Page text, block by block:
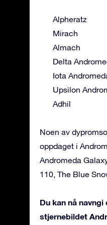
Alpheratz
Mirach
Almach
Delta
Iota
Upsilon
Adhil
Noen av
oppdaget i
Andromeda
110, The Blue
Du kan nå
stjernebildet